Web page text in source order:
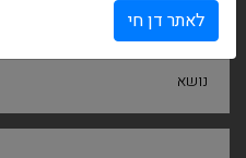
נושא
לאתר דן חי